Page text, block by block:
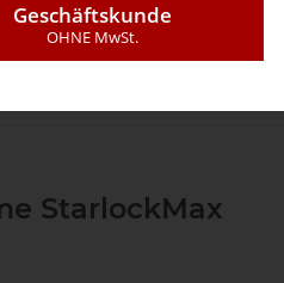
of E-Cut StarlockMax WOOD &
StarlockMax
Geschäftskunde
OHNE MwSt.